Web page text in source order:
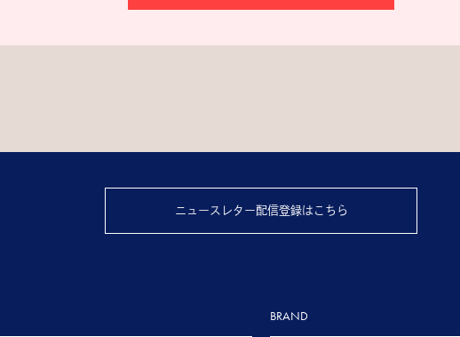
ニュースレター配信登録はこちら
BRAND